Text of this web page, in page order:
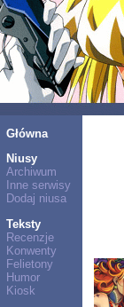
Główna
Niusy
Archiwum
Inne serwisy
Dodaj niusa
Teksty
Recenzje
Konwenty
Felietony
Humor
Kiosk